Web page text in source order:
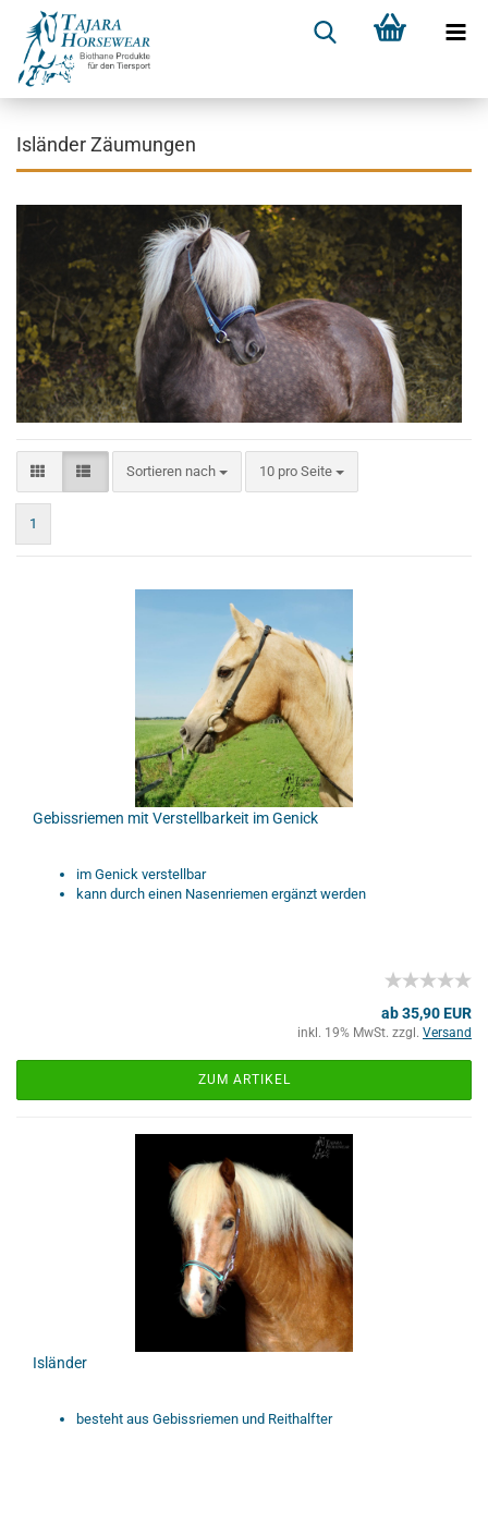
Isländer Zäumungen
Sortieren nach 10 pro Seite
1
Gebissriemen mit Verstellbarkeit im Genick
im Genick verstellbar
kann durch einen Nasenriemen ergänzt werden
ab 35,90 EUR
inkl. 19% MwSt. zzgl. Versand
ZUM ARTIKEL
Isländer
besteht aus Gebissriemen und Reithalfter